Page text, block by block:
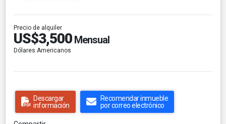
Precio de alquiler
US$3,500 Mensual
Dólares Americanos
Descargar
información
Recomendar inmueble
por correo electrónico